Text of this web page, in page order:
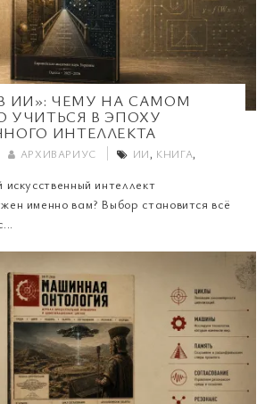
ИИ»: ЧЕМУ НА САМОМ
УЧИТЬСЯ В ЭПОХУ
ИНТЕЛЛЕКТА
АРХИВАРИУС ИИ, КНИГА,
искусственный интеллект
именно вам? Выбор становится всё